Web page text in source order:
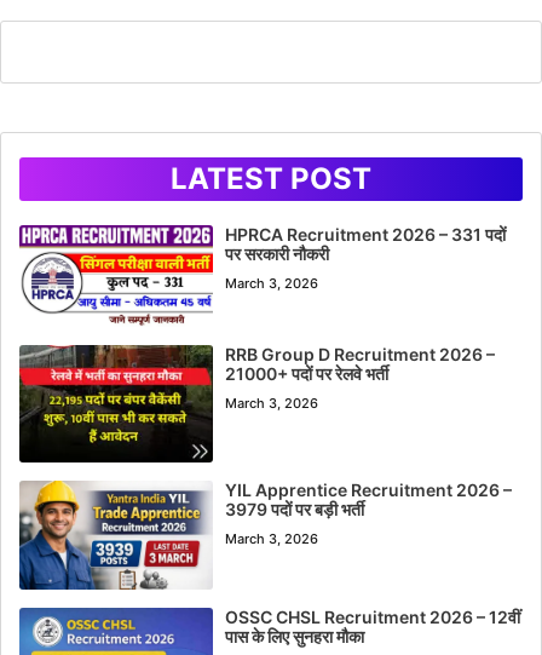
LATEST POST
HPRCA Recruitment 2026 – 331 पदों
पर सरकारी नौकरी
March 3, 2026
RRB Group D Recruitment 2026 –
21000+ पदों पर रेलवे भर्ती
March 3, 2026
YIL Apprentice Recruitment 2026 –
3979 पदों पर बड़ी भर्ती
March 3, 2026
OSSC CHSL Recruitment 2026 – 12वीं
पास के लिए सुनहरा मौका